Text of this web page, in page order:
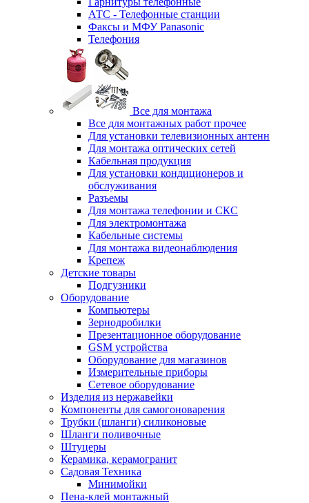
АТС - Телефонные станции
Факсы и МФУ Panasonic
Телефония
Все для монтажа
Все для монтажных работ прочее
Для установки телевизионных антенн
Для монтажа оптических сетей
Кабельная продукция
Для установки кондиционеров и
обслуживания
Разъемы
Для монтажа телефонии и СКС
Для электромонтажа
Кабельные системы
Для монтажа видеонаблюдения
Крепеж
Детские товары
Подгузники
Оборудование
Компьютеры
Зернодробилки
Презентационное оборудование
GSM устройства
Оборудование для магазинов
Измерительные приборы
Сетевое оборудование
Изделия из нержавейки
Компоненты для самогоноварения
Трубки (шланги) силиконовые
Шланги поливочные
Штуцеры
Керамика, керамогранит
Садовая Техника
Минимойки
Пена-клей монтажный